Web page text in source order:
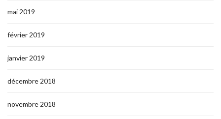
mai 2019
février 2019
janvier 2019
décembre 2018
novembre 2018